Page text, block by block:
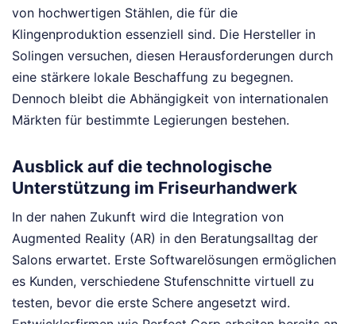
von hochwertigen Stählen, die für die
Klingenproduktion essenziell sind. Die Hersteller in
Solingen versuchen, diesen Herausforderungen durch
eine stärkere lokale Beschaffung zu begegnen.
Dennoch bleibt die Abhängigkeit von internationalen
Märkten für bestimmte Legierungen bestehen.
Ausblick auf die technologische
Unterstützung im Friseurhandwerk
In der nahen Zukunft wird die Integration von
Augmented Reality (AR) in den Beratungsalltag der
Salons erwartet. Erste Softwarelösungen ermöglichen
es Kunden, verschiedene Stufenschnitte virtuell zu
testen, bevor die erste Schere angesetzt wird.